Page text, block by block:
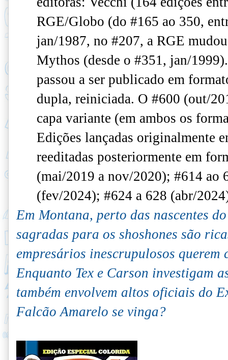
RGE/Globo (do #165 ao 350,
jan/1987, no #207, a RGE
Mythos (desde o #351, jan/
passou a ser publicado em
dupla, reiniciada. O #600 (out/
capa variante (em ambos os
Edições lançadas originalmente
reeditadas posteriormente em
(mai/2019 a nov/2020); #614 ao
(fev/2024); #624 a 628 (abr/
Em Montana, perto das nascentes
sagradas para os shoshones são
empresários inescrupulosos querem
Enquanto Tex e Carson investigam
também envolvem altos oficiais do
Falcão Amarelo se vinga?